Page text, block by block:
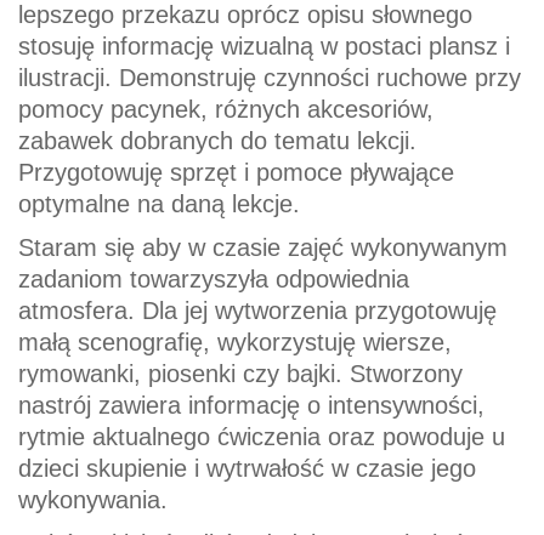
lepszego przekazu oprócz opisu słownego
stosuję informację wizualną w postaci plansz i
ilustracji. Demonstruję czynności ruchowe przy
pomocy pacynek, różnych akcesoriów,
zabawek dobranych do tematu lekcji.
Przygotowuję sprzęt i pomoce pływające
optymalne na daną lekcje.
Staram się aby w czasie zajęć wykonywanym
zadaniom towarzyszyła odpowiednia
atmosfera. Dla jej wytworzenia przygotowuję
małą scenografię, wykorzystuję wiersze,
rymowanki, piosenki czy bajki. Stworzony
nastrój zawiera informację o intensywności,
rytmie aktualnego ćwiczenia oraz powoduje u
dzieci skupienie i wytrwałość w czasie jego
wykonywania.